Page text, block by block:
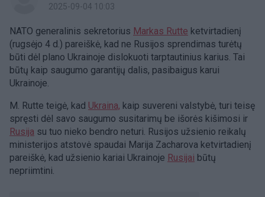
2025-09-04 10:03
NATO generalinis sekretorius Markas Rutte ketvirtadienį
(rugsėjo 4 d.) pareiškė, kad ne Rusijos sprendimas turėtų
būti dėl plano Ukrainoje dislokuoti tarptautinius karius. Tai
būtų kaip saugumo garantijų dalis, pasibaigus karui
Ukrainoje.
M. Rutte teigė, kad Ukraina, kaip suvereni valstybė, turi teisę
spręsti dėl savo saugumo susitarimų be išorės kišimosi ir
Rusija su tuo nieko bendro neturi. Rusijos užsienio reikalų
ministerijos atstovė spaudai Marija Zacharova ketvirtadienį
pareiškė, kad užsienio kariai Ukrainoje Rusijai būtų
nepriimtini.